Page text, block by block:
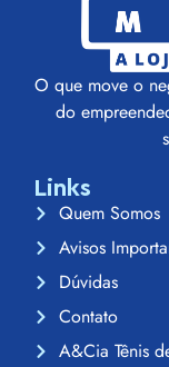
O que move o
do
Links
Quem Somos
Avisos
Dúvidas
Contato
A&Cia Tênis